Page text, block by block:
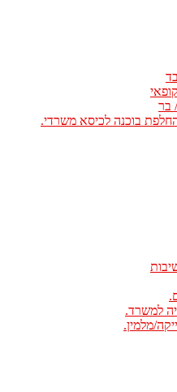
בר
בוכנה לכיסא משרדי.
למשרד.
מלמין.